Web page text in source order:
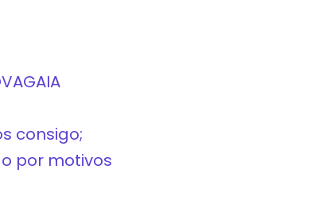
consigo;
por motivos